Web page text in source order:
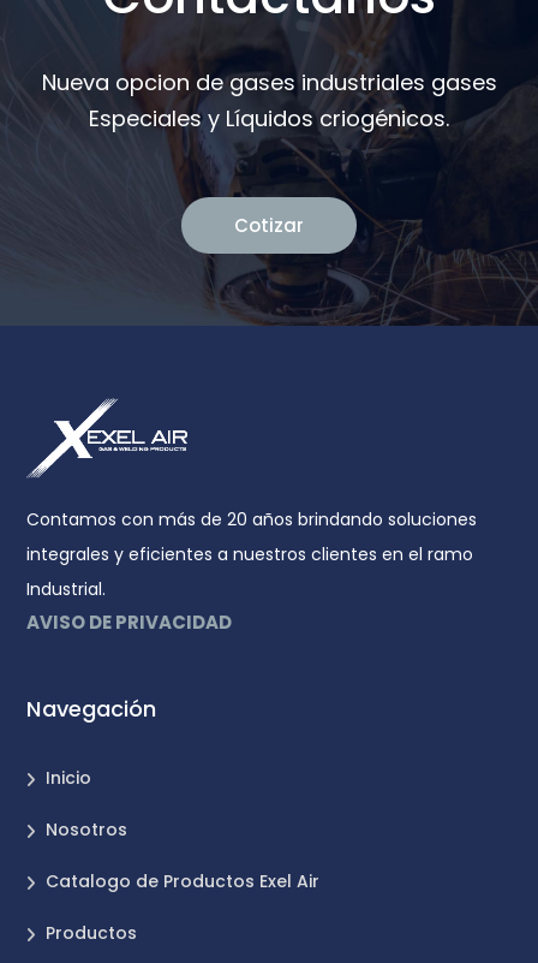
Nueva opcion de gases industriales gases
Especiales y Líquidos criogénicos.
Cotizar
Contamos con más de 20 años brindando soluciones
integrales y eficientes a nuestros clientes en el ramo
Industrial.
AVISO DE PRIVACIDAD
Navegación
Inicio
Nosotros
Catalogo de Productos Exel Air
Productos